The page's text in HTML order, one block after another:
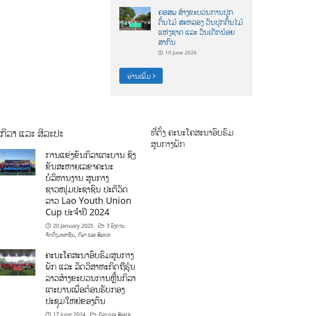
ຄອສພ ສ້າງຂະບວນການປູກ
ຕົ້ນໄມ້ ສະຫລອງ ວັນປູກຕົ້ນໄມ້
ແຫ່ງຊາດ ແລະ ວັນເດັກນ້ອຍ
ສາກົນ
10 June 2026
ອ່ານເພີ່ມ
ກິລາ ແລະ ສິລະປະ
ການແຂ່ງຂັນກິລາເຕະບານ ຊິງ
ຂັນສະຫາຍເລຂາຄະນະ
ບໍລິຫານງານ ສູນກາງ
ຊາວໜຸ່ມປະຊາຊົນ ປະຕິວັດ
ລາວ Lao Youth Union
Cup ປະຈຳປີ 2024
20 January 2025
3 ອົງການ
ຈັດຕັ້ງມະຫາຊົນ, ກິລາ ແລະ ສິລະປະ
ຄະນະໂຄສະນາອົບຮົມສູນກາງ
ພັກ ແລະ ລັດວິສາຫະກິດຖືຮຸ້ນ
ລາວສ້າງຂະບວນການຫຼີ້ນກິລາ
ເຕະບານເພື່ອຕ້ອນຮັບກອງ
ປະຊຸມໃຫຍ່ຂອງຕົນ
17 June 2024 ກິລາ ແລະ ສິລະປະ
ທີ່ຕັ້ງ ຄະນະໂຄສະນາອົບຮົມ
ສູນກາງພັກ